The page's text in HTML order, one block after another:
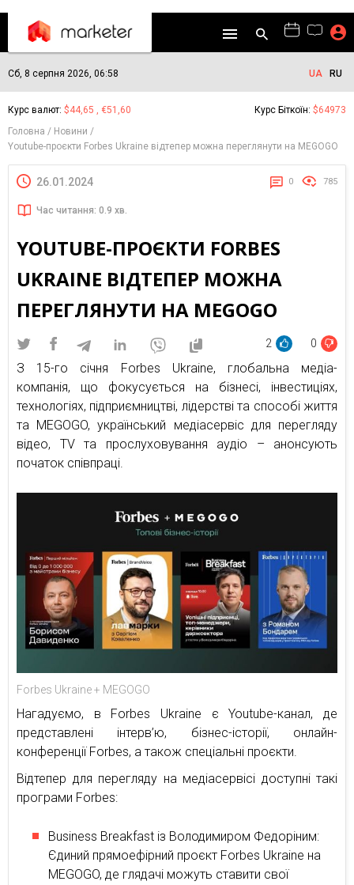
Сб, 8 серпня 2026, 06:58 UA RU
Курс валют: $44,65 , €51,60 Курс Біткоїн: $64973
Головна
Новини
Youtube-проєкти Forbes Ukraine відтепер можна переглянути на MEGOGO
26.01.2024 0 785
Час читання: 0.9 хв.
YOUTUBE-ПРОЄКТИ FORBES
UKRAINE ВІДТЕПЕР МОЖНА
ПЕРЕГЛЯНУТИ НА MEGOGO
2 0
З 15-го січня Forbes Ukraine, глобальна медіа-
компанія, що фокусується на бізнесі, інвестиціях,
технологіях, підприємництві, лідерстві та способі життя
та MEGOGO, український медіасервіс для перегляду
відео, TV та прослуховування аудіо – анонсують
початок співпраці.
Forbes Ukraine + MEGOGO
Нагадуємо, в Forbes Ukraine є Youtube-канал, де
представлені інтерв’ю, бізнес-історії, онлайн-
конференції Forbes, а також спеціальні проєкти.
Відтепер для перегляду на медіасервісі доступні такі
програми Forbes:
Business Breakfast із Володимиром Федоріним:
Єдиний прямоефірний проєкт Forbes Ukraine на
MEGOGO, де глядачі можуть ставити свої